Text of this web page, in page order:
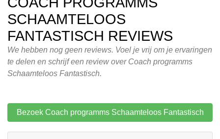
SCHAAMTELOOS
FANTASTISCH REVIEWS
We hebben nog geen reviews. Voel je vrij om je ervaringen
te delen en schrijf een review over Coach programms
Schaamteloos Fantastisch.
Bezoek Coach programms Schaamteloos Fantastisch